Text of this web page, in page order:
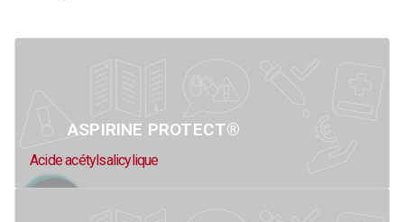
ASPIRINE PROTECT®
Acide acétylsalicylique